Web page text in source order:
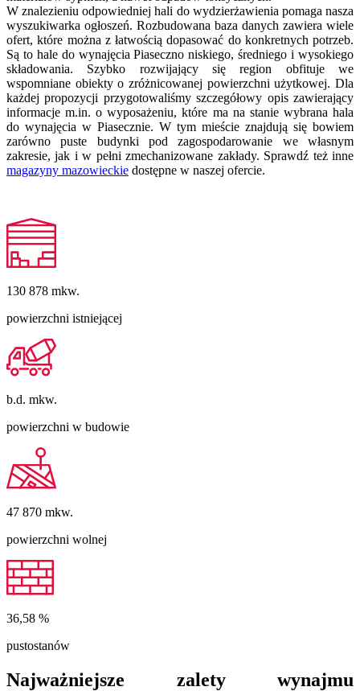
W znalezieniu odpowiedniej hali do wydzierżawienia pomaga nasza
wyszukiwarka ogłoszeń. Rozbudowana baza danych zawiera wiele
ofert, które można z łatwością dopasować do konkretnych potrzeb.
Są to hale do wynajęcia Piaseczno niskiego, średniego i wysokiego
składowania. Szybko rozwijający się region obfituje we
wspomniane obiekty o zróżnicowanej powierzchni użytkowej. Dla
każdej propozycji przygotowaliśmy szczegółowy opis zawierający
informacje m.in. o wyposażeniu, które ma na stanie wybrana hala
do wynajęcia w Piasecznie. W tym mieście znajdują się bowiem
zarówno puste budynki pod zagospodarowanie we własnym
zakresie, jak i w pełni zmechanizowane zakłady. Sprawdź też inne
magazyny mazowieckie dostępne w naszej ofercie.
130 878 mkw.
powierzchni istniejącej
b.d. mkw.
powierzchni w budowie
47 870 mkw.
powierzchni wolnej
36,58 %
pustostanów
Najważniejsze zalety wynajmu